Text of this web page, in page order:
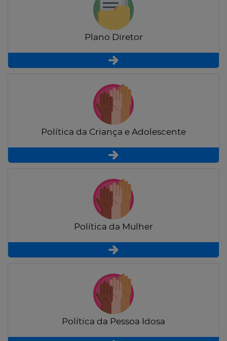
Plano Diretor
Política da Criança e Adolescente
Política da Mulher
Política da Pessoa Idosa